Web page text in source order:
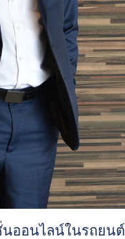
นออนไลน์ในรถยนต์